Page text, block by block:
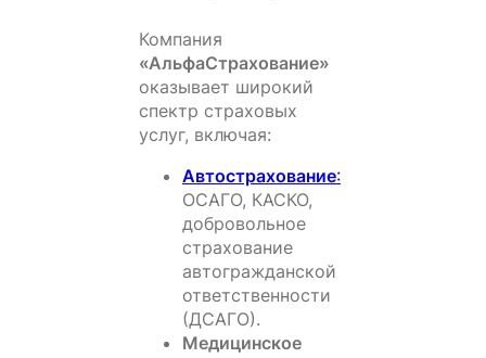
Компания
«АльфаСтрахование»
оказывает широкий
спектр страховых
услуг, включая:
Автострахование:
ОСАГО, КАСКО,
добровольное
страхование
автогражданской
ответственности
(ДСАГО).
Медицинское